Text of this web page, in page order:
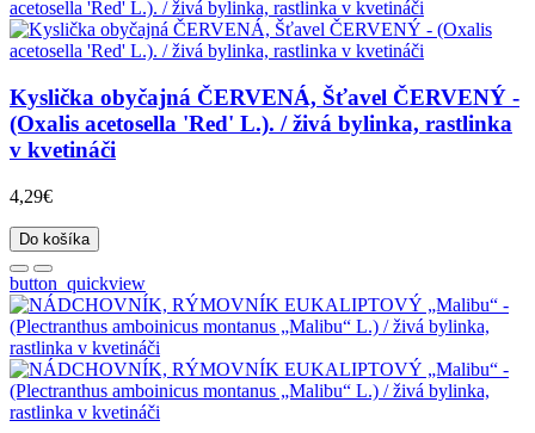
Kyslička obyčajná ČERVENÁ, Šťavel ČERVENÝ -
(Oxalis acetosella 'Red' L.). / živá bylinka, rastlinka
v kvetináči
4,29€
Do košíka
button_quickview